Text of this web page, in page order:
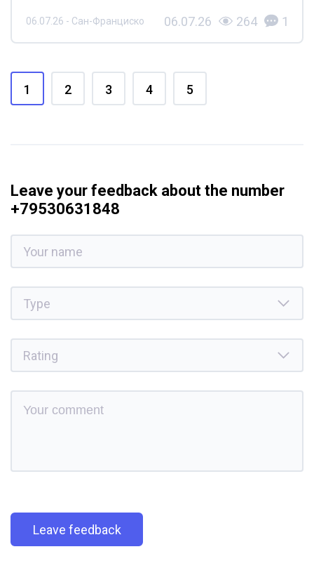
06.07.26 - Сан-Франциско 06.07.26 264 1
1 2 3 4 5
Leave your feedback about the number
+79530631848
Leave feedback